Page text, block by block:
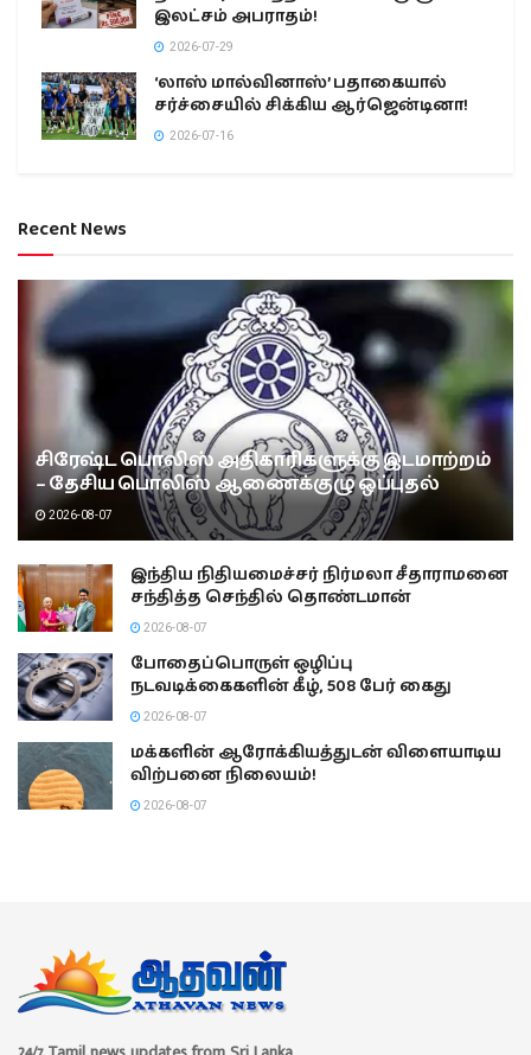
இலட்சம் அபராதம்!
2026-07-29
‘லாஸ் மால்வினாஸ்’ பதாகையால்
சர்ச்சையில் சிக்கிய ஆர்ஜென்டினா!
2026-07-16
Recent News
சிரேஷ்ட பொலிஸ் அதிகாரிகளுக்கு இடமாற்றம்
– தேசிய பொலிஸ் ஆணைக்குழு ஒப்புதல்
2026-08-07
இந்திய நிதியமைச்சர் நிர்மலா சீதாராமனை
சந்தித்த செந்தில் தொண்டமான்
2026-08-07
போதைப்பொருள் ஒழிப்பு
நடவடிக்கைகளின் கீழ், 508 பேர் கைது
2026-08-07
மக்களின் ஆரோக்கியத்துடன் விளையாடிய
விற்பனை நிலையம்!
2026-08-07